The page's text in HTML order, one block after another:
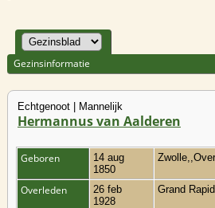
Gezinsinformatie
Echtgenoot | Mannelijk
Hermannus van Aalderen
Geboren
14 aug
1850
Overleden
26 feb
1928
Grand